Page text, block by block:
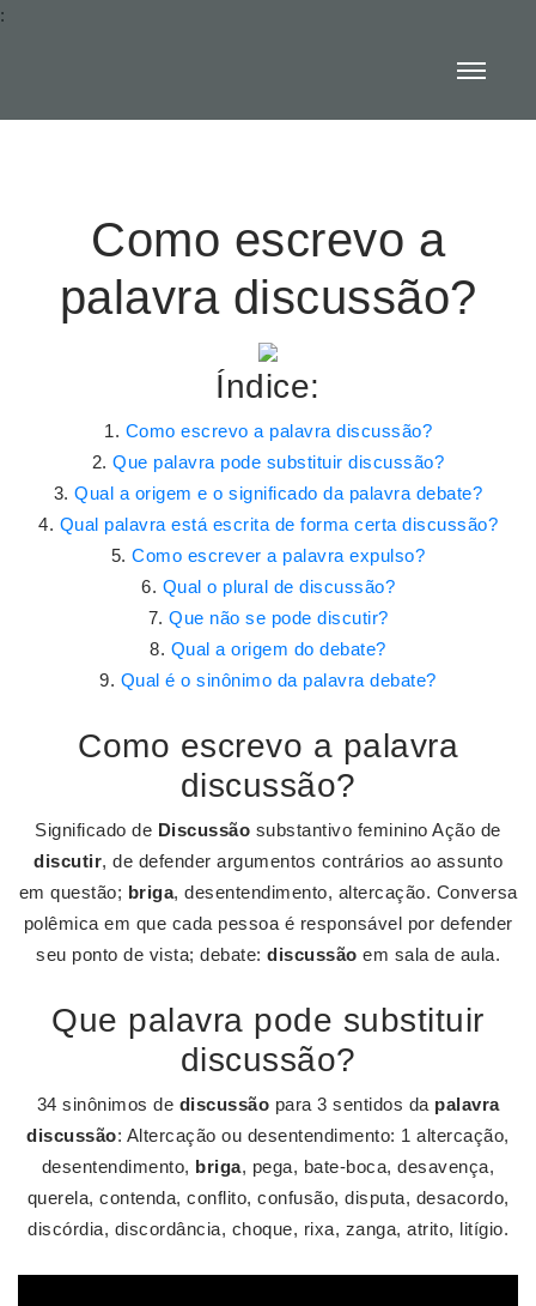
:
Como escrevo a
palavra discussão?
Índice:
Como escrevo a palavra discussão?
Que palavra pode substituir discussão?
Qual a origem e o significado da palavra debate?
Qual palavra está escrita de forma certa discussão?
Como escrever a palavra expulso?
Qual o plural de discussão?
Que não se pode discutir?
Qual a origem do debate?
Qual é o sinônimo da palavra debate?
Como escrevo a palavra
discussão?
Significado de Discussão substantivo feminino Ação de
discutir, de defender argumentos contrários ao assunto
em questão; briga, desentendimento, altercação. Conversa
polêmica em que cada pessoa é responsável por defender
seu ponto de vista; debate: discussão em sala de aula.
Que palavra pode substituir
discussão?
34 sinônimos de discussão para 3 sentidos da palavra
discussão: Altercação ou desentendimento: 1 altercação,
desentendimento, briga, pega, bate-boca, desavença,
querela, contenda, conflito, confusão, disputa, desacordo,
discórdia, discordância, choque, rixa, zanga, atrito, litígio.